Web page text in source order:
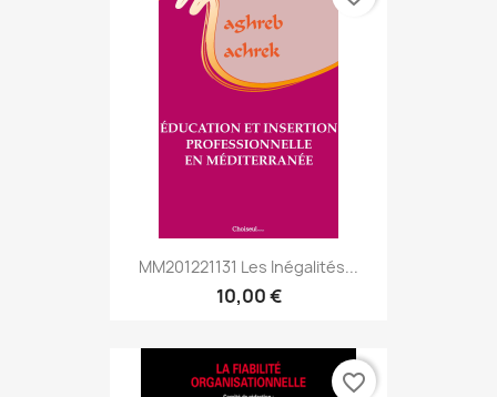
MM201221131 Les Inégalités...
10,00 €
favorite_border